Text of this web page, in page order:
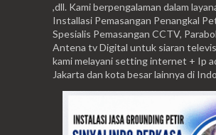
,dll. Kami berpengalaman dalam
Installasi Pemasangan Penangkal
Spesialis Pemasangan CCTV,
Antena tv Digital untuk siaran
kami melayani setting internet + Ip
Jakarta dan kota besar lainnya di